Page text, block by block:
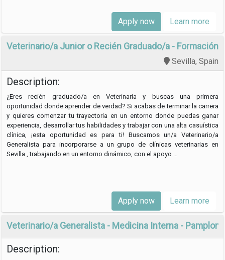
Apply now Learn more
Veterinario/a Junior o Recién Graduado/a - Formación
Sevilla, Spain
Description:
¿Eres recién graduado/a en Veterinaria y buscas una primera
oportunidad donde aprender de verdad? Si acabas de terminar la carrera
y quieres comenzar tu trayectoria en un entorno donde puedas ganar
experiencia, desarrollar tus habilidades y trabajar con una alta casuística
clínica, ¡esta oportunidad es para ti! Buscamos un/a Veterinario/a
Generalista para incorporarse a un grupo de clínicas veterinarias en
Sevilla , trabajando en un entorno dinámico, con el apoyo …
Apply now Learn more
Veterinario/a Generalista - Medicina Interna - Pamplona
Description: